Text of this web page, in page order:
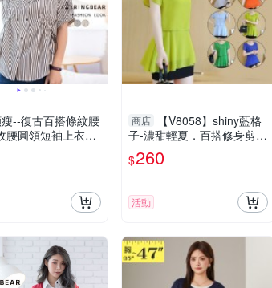
--復古百搭條紋腰
腰圓領短袖上衣
3L)-U790眼圈熊中
商店
【V8058】shiny藍格
子-濃甜輕夏．百搭修身剪裁
短袖雪紡上衣
$260
活動